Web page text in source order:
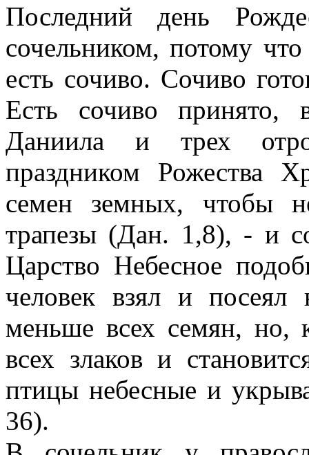
Последний день
сочельником, потому
есть сочиво. Сочиво
Есть сочиво принято,
Даниила и трех
праздником Рожества
семен земных, чтобы
трапезы (Дан. 1,8), - и
Царство Небесное
человек взял и посеял
меньше всех семян, но,
всех злаков и
птицы небесные и
36).